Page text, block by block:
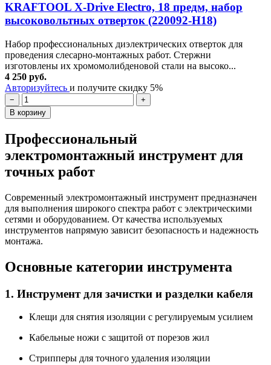
KRAFTOOL Х-Drive Electro, 18 предм, набор
высоковольтных отверток (220092-H18)
Набор профессиональных диэлектрических отверток для
проведения слесарно-монтажных работ. Стержни
изготовлены их хромомолибденовой стали на высоко...
4 250 руб.
Авторизуйтесь и получите скидку 5%
−
+
В корзину
Профессиональный
электромонтажный инструмент для
точных работ
Современный электромонтажный инструмент предназначен
для выполнения широкого спектра работ с электрическими
сетями и оборудованием. От качества используемых
инструментов напрямую зависит безопасность и надежность
монтажа.
Основные категории инструмента
1. Инструмент для зачистки и разделки кабеля
Клещи для снятия изоляции с регулируемым усилием
Кабельные ножи с защитой от порезов жил
Стрипперы для точного удаления изоляции